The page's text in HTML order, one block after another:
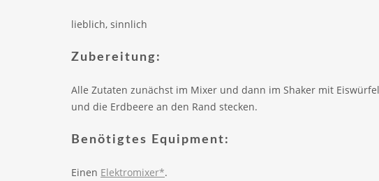
lieblich, sinnlich
Zubereitung:
Alle Zutaten zunächst im Mixer und dann im Shaker mit
und die Erdbeere an den Rand stecken.
Benötigtes Equipment:
Einen Elektromixer*.